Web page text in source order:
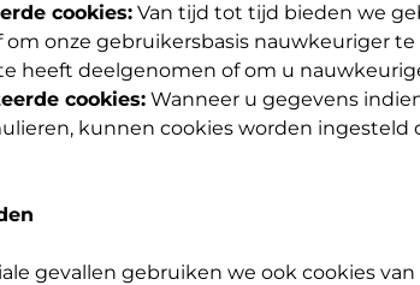
cookies: Van tijd tot tijd bieden we
om onze gebruikersbasis nauwkeuriger
heeft deelgenomen of om u
cookies: Wanneer u gegevens
kunnen cookies worden
gevallen gebruiken we ook cookies